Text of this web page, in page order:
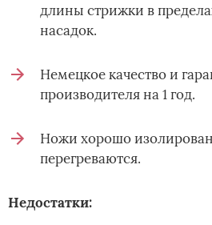
длины стрижки в
насадок.
Немецкое качество и
производителя на 1 год.
Ножи хорошо
перегреваются.
Недостатки: